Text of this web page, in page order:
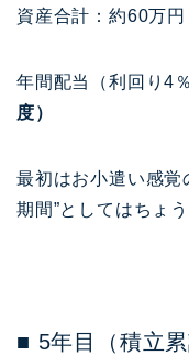
資産合計：約60万円
年間配当（利回り4
度）
最初はお小遣い感覚
期間”としてはちょ
■ 5年目（積立